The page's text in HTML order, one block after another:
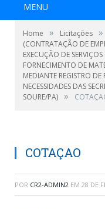
MENU
Home » Licitações »
(CONTRATAÇÃO DE
EXECUÇÃO DE
FORNECIMENTO DE
MEDIANTE REGISTRO
NECESSIDADES DAS
SOURE/PA) »
COTAÇAO
POR CR2-ADMIN2 EM 28 DE